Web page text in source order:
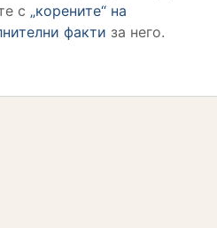
с „корените“ на
факти за него.